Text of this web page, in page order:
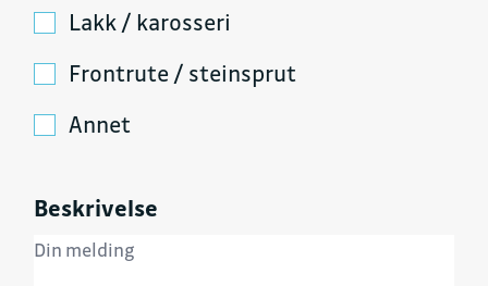
Lakk / karosseri
Frontrute / steinsprut
Annet
Beskrivelse